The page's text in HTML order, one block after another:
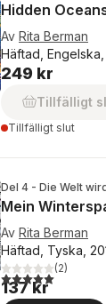
Hidden
Av Rita Berman
Häftad,
249 kr
Tillfälligt
Tillfälligt slut
Del 4 - Die Welt
Mein
Av Rita Berman
Häftad, Tyska,
5,0utav 5(2)
137 kr